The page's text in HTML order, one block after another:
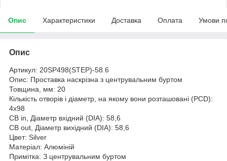
Опис Характеристики Доставка Оплата Умови
Опис
Артикул: 20SP498(STEP)-58.6
Опис: Проставка наскрізна з центрувальним буртом
Товщина, мм: 20
Кількість отворів і діаметр, на якому вони розташовані (PCD):
4х98
CB in, Діаметр вхідний (DIA): 58,6
CB out, Діаметр вихідний (DIA): 58,6
Цвет: Silver
Матеріал: Алюміній
Примітка: З центрувальним буртом